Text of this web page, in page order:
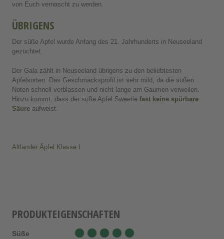
PRODUKTEIGENSCHAFTEN
Süße
von Euch vernascht zu werden.
ÜBRIGENS
Der süße Apfel wurde Anfang des 21. Jahrhunderts in Neuseeland
gezüchtet.
Der Gala zählt in Neuseeland übrigens zu den beliebtesten
Apfelsorten. Das Geschmacksprofil ist sehr mild, da die süßen
Noten schnell verblassen und nicht lange am Gaumen verweilen.
Hinzu kommt, dass der süße Apfel Sweetie fast keine spürbare
Säure aufweist.
Altländer Äpfel Klasse I